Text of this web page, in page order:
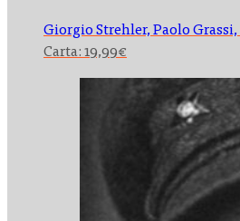
Giorgio Strehler, Paolo Grassi,
Carta: 19,99€